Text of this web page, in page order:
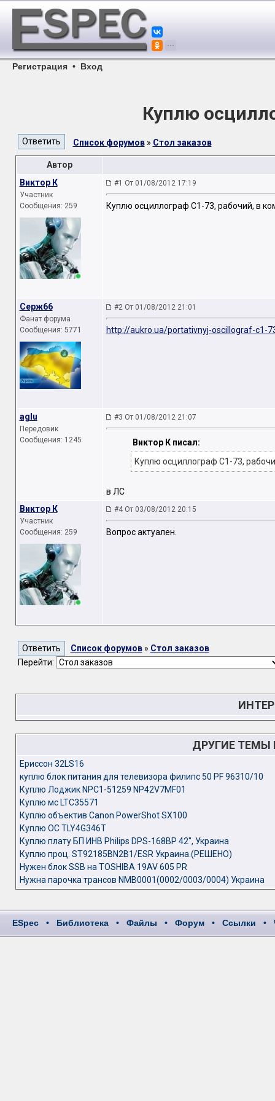
Регистрация • Вход
Куплю
Список форумов» Стол заказов
Автор
Виктор К
Участник
Сообщения: 259
#1 От 01/08/2012 17:19
Куплю осциллограф C1-73, рабочий, в
Серж66
Фанат форума
Сообщения: 5771
#2 От 01/08/2012 21:01
http://aukro.ua/portativnyj-oscillograf-c1-
aglu
Передовик
Сообщения: 1245
#3 От 01/08/2012 21:07
Виктор К писал:
Куплю осциллограф C1-73,
в ЛС
Виктор К
Участник
Сообщения: 259
#4 От 03/08/2012 20:15
Вопрос актуален.
Список форумов» Стол заказов
Перейти:
ДРУГИЕ ТЕМЫ
Ериссон 32LS16
куплю блок питания для телевизора филипс 50 PF 96310/10
Куплю Лоджик NPC1-51259 NP42V7MF01
Куплю мс LTC35571
Куплю объектив Canon PowerShot SX100
Куплю ОС TLY4G346T
Куплю плату БП ИНВ Philips DPS-168BP 42", Украина
Куплю проц. ST92185BN2B1/ESR Украина.(РЕШЕНО)
Нужен блок SSB на TOSHIBA 19AV 605 PR
Нужна парочка трансов NMB0001(0002/0003/0004) Украина
ESpec • Библиотека • Файлы • Форум • Ссылки •